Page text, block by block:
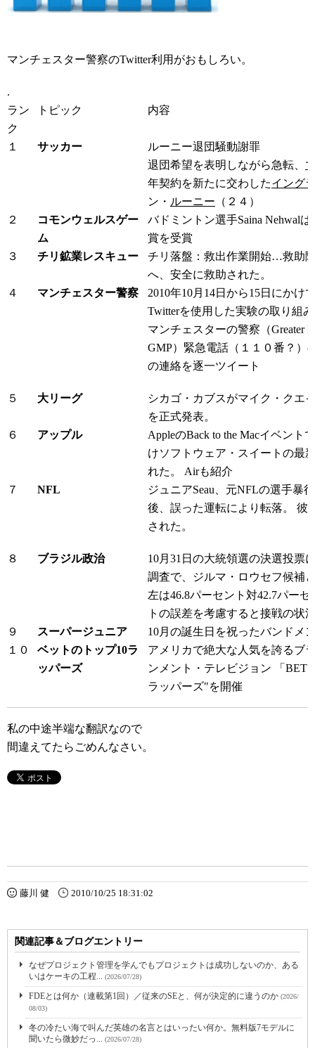
マンチェスター警察のTwitter利用がおもしろい。
.
ラン
ク
トピック 内容
１ サッカー
ルーニー退団騒動謝罪
退団希望を表明しながら急転、
年契約を新たに交わしたイング
ン・ ルーニー （２４）
２
コモンウェルスゲー
ム
バドミントン選手Saina Nehwal
賞を受賞
３
チリ鉱業レスキュー
チリ落盤：救出作業開始…救助
へ、 安全に救助された。
４
マンチェスター警察
2010年10月14日から15日にかけ
Twitterを使用した実験の取り組
マンチェスターの警察（Greater
GMP）緊急電話（１１０番？）
の連絡を逐一ツイート
５ 大リーグ
シカゴ・カブスがマイク・クエ
を正式発表。
６
アップル
AppleのBack to the Macイベント
けソフトウェア・スイートの最
れた。 Airも紹介
７
NFL
ジュニアSeau、元NFLの選手暴
後、誤った運転により転落。 彼
された。
８ ブラジル政治
10月31日の大統領選の決選投票
調査で、ジルマ・ロウセフ候補
左は46.8パーセント対42.7パー
トの誤差を考慮すると接戦の状
９
スーパージュニア
10月の誕生日を祝ったバンドメ
１０
ベットのトップ10ラ
ッパーズ
アメリカで絶大な人気を誇るブ
ンメント・テレビジョン 「BET
ラッパーズ"を開催
私の中途半端な翻訳なので
間違えてたらごめんなさい。
藤川 健 2010/10/25 18:31:02
関連記事＆ブログエントリー
なぜプロジェクト管理を学んでもプロジェクトは成功しないのか、ある
いはケーキの工程... (2026/07/28)
FDEとは何か（連載第1回）／従来のSEと、何が決定的に違うのか (2026/
08/03)
冬の冷たい海で叫んだ英雄の名言とはいったい何か。無料版7モデルに
聞いたら微妙だっ... (2026/07/28)